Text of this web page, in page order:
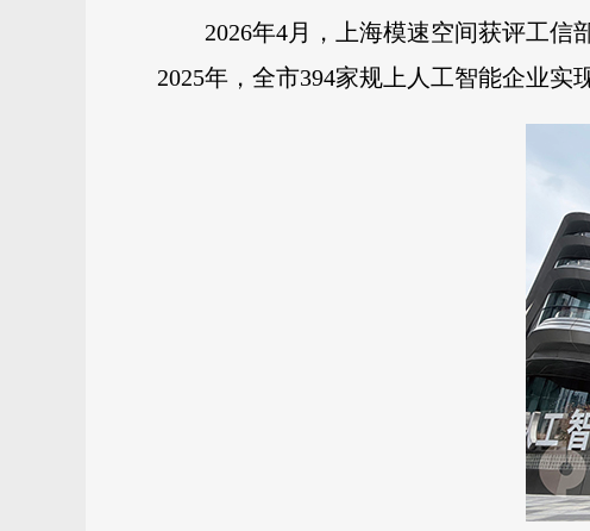
2026年4月，上海模速空间获评工
2025年，全市394家规上人工智能企业实